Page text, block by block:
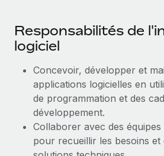
Création d’entité
Établissez des entités
Mobilité et déménagement
Organisez facilement le
employés
Avantages sociaux
Gérez facilement les avantages
Explorer le blog
Mises à jour des produits de
Intégrations Gusto et Xero et
freelances Plus
Remote a toujours pour mission
toute taille à embaucher, gérer et
Responsabilités de
logiciel
Concevoir, développer et
applications logicielles en
de programmation et des
développement.
Collaborer avec des
pour recueillir les besoins et